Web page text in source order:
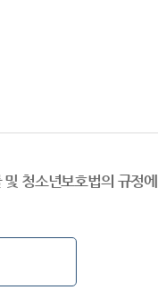
청소년보호법의 규정에